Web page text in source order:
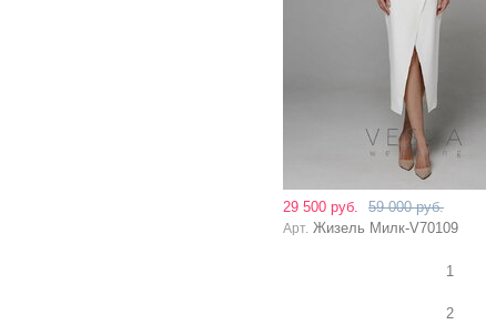
29 500 руб. 59 000 руб.
Арт. Жизель Милк-V70109
1
2